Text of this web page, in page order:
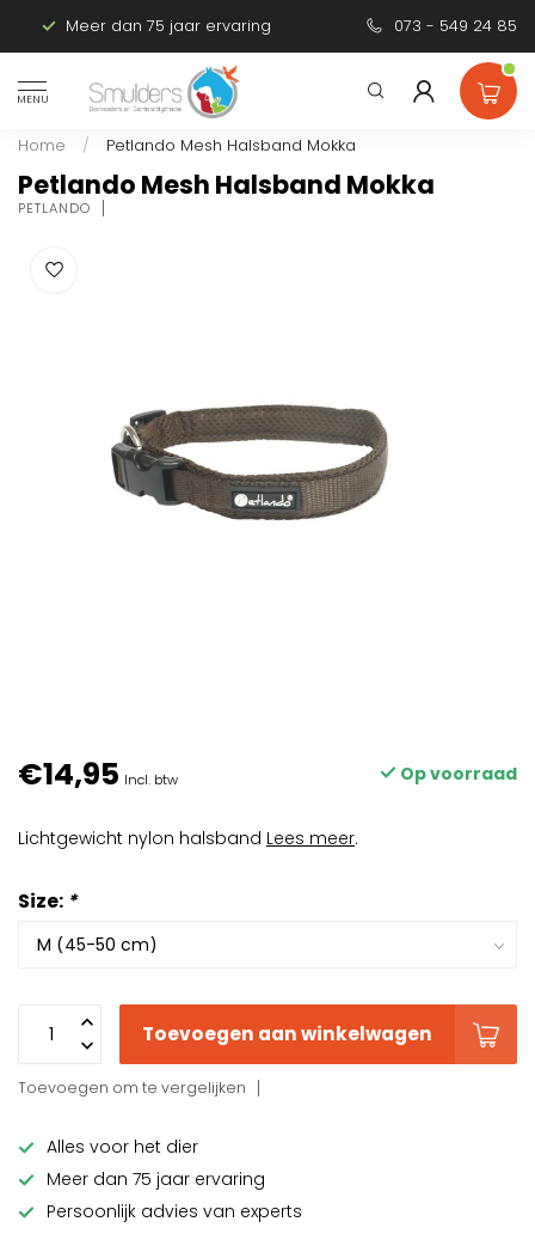
Meer dan 75 jaar ervaring Persoonlijk
073 - 549 24 85
MENU
Home / Petlando Mesh Halsband Mokka
Petlando Mesh Halsband Mokka
PETLANDO
€14,95 Incl. btw Op voorraad
Lichtgewicht nylon halsband Lees meer.
Size: *
Toevoegen aan winkelwagen
Toevoegen om te vergelijken
Alles voor het dier
Meer dan 75 jaar ervaring
Persoonlijk advies van experts